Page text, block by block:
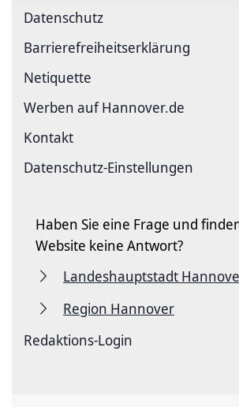
Datenschutz
Barriere­freiheits­erklärung
Netiquette
Werben auf Hannover.de
Kontakt
Datenschutz-Einstellungen
Haben Sie eine Frage und
Website keine Antwort?
Landeshauptstadt
Region Hannover
Redaktions-Login